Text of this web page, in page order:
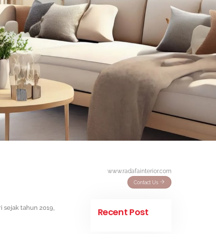
sejak tahun 2019,
www.radafainterior.com
Contact Us
Recent Post